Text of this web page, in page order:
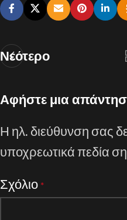
Νεότερο
Αφήστε μια
Η ηλ. διεύθυνση σας
υποχρεωτικά πεδία
Σχόλιο *